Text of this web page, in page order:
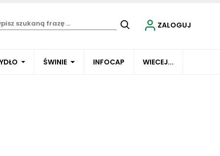
ŚWINIE INFOCAP WIECEJ...
ZALOGUJ